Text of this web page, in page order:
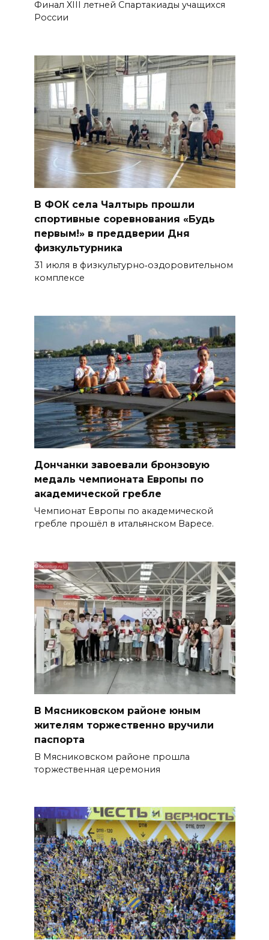
Финал XIII летней Спартакиады учащихся
России
В ФОК села Чалтырь прошли
спортивные соревнования «Будь
первым!» в преддверии Дня
физкультурника
31 июля в физкультурно‑оздоровительном
комплексе
Дончанки завоевали бронзовую
медаль чемпионата Европы по
академической гребле
Чемпионат Европы по академической
гребле прошёл в итальянском Варесе.
В Мясниковском районе юным
жителям торжественно вручили
паспорта
В Мясниковском районе прошла
торжественная церемония